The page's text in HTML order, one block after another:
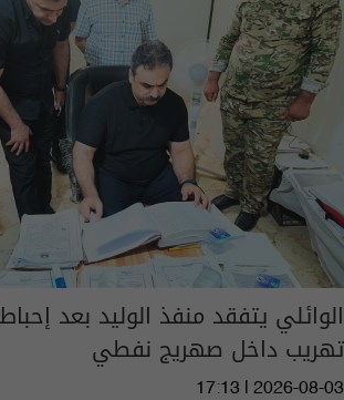
الوائلي يتفقد منفذ الوليد بعد
تهريب داخل صهريج نفطي
17:13 | 2026-08-03